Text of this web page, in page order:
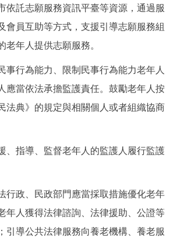
志願服務資訊平臺等資源，通過服
會員互助等方式，支援引導志願服務組
老年人提供志願服務。
為能力、限制民事行為能力老年人
應當依法承擔監護責任。鼓勵老年人按
法典》的規定與相關個人或者組織協商
指導、監督老年人的監護人履行監護
、民政部門應當採取措施優化老年
年人獲得法律諮詢、法律援助、公證等
引導公共法律服務向養老機構、養老服